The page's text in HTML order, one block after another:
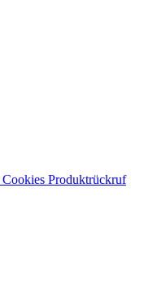
Cookies Produktrückruf